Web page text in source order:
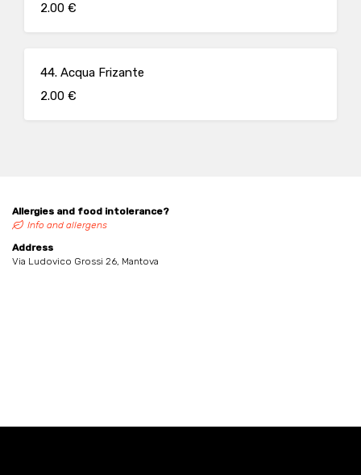
2.00 €
44. Acqua Frizante
2.00 €
Allergies and food intolerance?
Info and allergens
Address
Via Ludovico Grossi 26, Mantova